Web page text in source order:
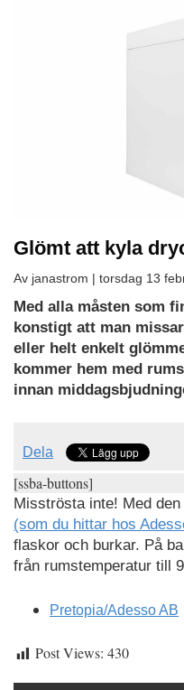
Glömt att kyla
Av janastrom | torsdag 13
Med alla måsten som
konstigt att man
eller helt enkelt
kommer hem med
innan
Dela
[ssba-buttons]
Misströsta inte! Med
(som du hittar hos
flaskor och burkar. På
från rumstemperatur till
Pretopia/Adesso AB
Post Views: 430